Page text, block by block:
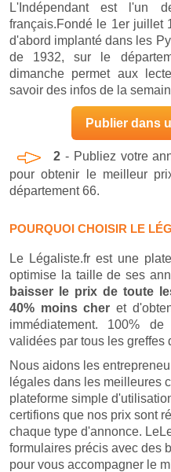
L'Indépendant est l'un
français.Fondé le 1er juillet
d'abord implanté dans les
de 1932, sur le
dimanche permet aux
savoir des infos de la
Publier dans
2- Publiez votre
pour obtenir le meilleur
département 66.
POURQUOI CHOISIR LE
Le Légaliste.fr est une
optimise la taille de ses
baisser le prix de toute
40% moins cher et
immédiatement. 100%
validées par tous les greffes
Nous aidons les
légales dans les meilleures
plateforme simple
certifions que nos prix sont
chaque type d'annonce.
formulaires précis avec des
pour vous accompagner le